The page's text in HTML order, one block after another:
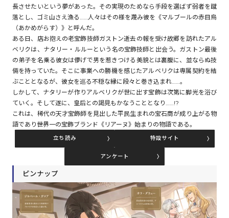
リキューレ
コミックパルフェ
コミックエッセイ
閉じる
長させたいという夢があった。その実現のためなら手段を選ばず弱者を蹴
落とし、ゴミ山さえ漁る……人々はその様を蔑み彼を《マルブールの赤目烏
（あかめがらす）》と呼んだ。
ある日、店お抱えの老宝飾技師ガストン逝去の報を受け故郷を訪れたアル
ベリクは、ナタリー・ルルーという名の宝飾技師と出会う。ガストン最後
の弟子を名乗る彼女は儚げで男を惹きつける美貌とは裏腹に、並ならぬ技
倆を持っていた。そこに事業への勝機を感じたアルベリクは専属契約を結
ぶこととなるが、彼女を巡る不穏な縁に段々と巻き込まれ……。
しかして、ナタリーが作りアルベリクが世に出す宝飾は次第に脚光を浴び
ていく。そして遂に、皇后との謁見もかなうこととなり……!?
これは、稀代の天才宝飾師を見出した平民生まれの宝石商が成り上がる物
語であり――世界一の宝飾ブランド《リアーヌ》始まりの物語である。
立ち読み 特設サイト
アンケート
ピンナップ